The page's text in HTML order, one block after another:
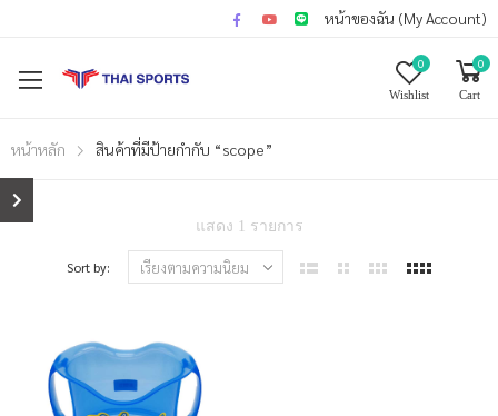
หน้าของฉัน (My Account)
0
Wishlist
0
Cart
หน้าหลัก สินค้าที่มีป้ายกำกับ “scope”
แสดง 1 รายการ
Sort by: